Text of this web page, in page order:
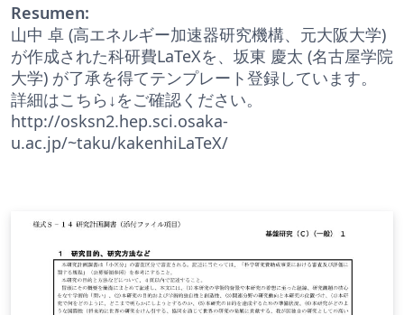
Resumen:
山中 卓 (高エネルギー加速器研究機構、元大阪大学)
が作成された科研費LaTeXを、坂東 慶太 (名古屋学院
大学) が了承を得てテンプレート登録しています。
詳細はこちら↓をご確認ください。
http://osksn2.hep.sci.osaka-
u.ac.jp/~taku/kakenhiLaTeX/